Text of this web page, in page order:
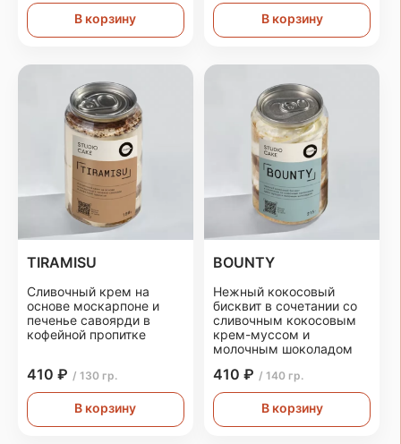
В корзину В корзину
TIRAMISU
Сливочный крем на
основе москарпоне и
печенье савоярди в
кофейной пропитке
410 ₽ / 130 гр.
В корзину
BOUNTY
Нежный кокосовый
бисквит в сочетании со
сливочным кокосовым
крем-муссом и
молочным шоколадом
410 ₽ / 140 гр.
В корзину